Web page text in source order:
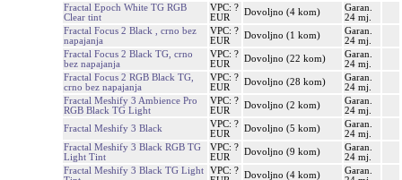
Fractal Epoch White TG RGB
Clear tint
VPC: ?
EUR
Dovoljno (4 kom)
Garan.
24 mj.
Fractal Focus 2 Black , crno bez
napajanja
VPC: ?
EUR
Dovoljno (1 kom)
Garan.
24 mj.
Fractal Focus 2 Black TG, crno
bez napajanja
VPC: ?
EUR
Dovoljno (22 kom)
Garan.
24 mj.
Fractal Focus 2 RGB Black TG,
crno bez napajanja
VPC: ?
EUR
Dovoljno (28 kom)
Garan.
24 mj.
Fractal Meshify 3 Ambience Pro
RGB Black TG Light
VPC: ?
EUR
Dovoljno (2 kom)
Garan.
24 mj.
Fractal Meshify 3 Black
VPC: ?
EUR
Dovoljno (5 kom)
Garan.
24 mj.
Fractal Meshify 3 Black RGB TG
Light Tint
VPC: ?
EUR
Dovoljno (9 kom)
Garan.
24 mj.
Fractal Meshify 3 Black TG Light
VPC: ? Dovoljno (4 kom)
Garan.